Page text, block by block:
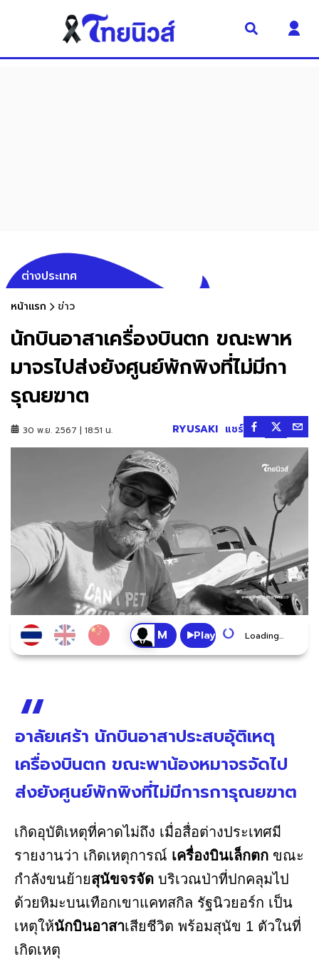
ต่างประเทศ
หน้าแรก ข่าว
นักบินอาสาเครื่องบินตก ขณะพาห
มาจรไปส่งยังศูนย์พักพิงที่ไม่มีกา
รุณยฆาต
30 พ.ย. 2567 | 18:51 น. RYUSAKI แชร์
Play Loading...
อาลัยเศร้า นักบินอาสาประสบอุัติเหตุ
เครื่องบินตก ขณะพาน้องหมาจรจัดไป
ส่งยังศูนย์พักพิงที่ไม่มีการการุณยฆาต
เกิดอุบัติเหตุที่คาดไม่ถึง เมื่อสื่อต่างประเทศมี
รายงานว่า เกิดเหตุการณ์ เครื่องบินเล็กตก ขณะ
กำลังขนย้ายสุนัขจรจัด บริเวณป่าที่ปกคลุมไป
ด้วยหิมะบนเทือกเขาแคทสกิล รัฐนิวยอร์ก เป็น
เหตุให้นักบินอาสาเสียชีวิต พร้อมสุนัข 1 ตัวในที่
เกิดเหตุ